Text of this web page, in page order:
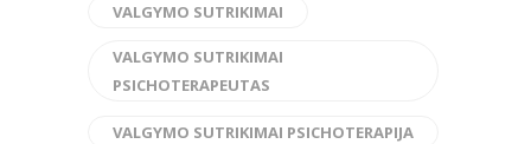
VALGYMO SUTRIKIMAI
VALGYMO SUTRIKIMAI
PSICHOTERAPEUTAS
VALGYMO SUTRIKIMAI PSICHOTERAPIJA